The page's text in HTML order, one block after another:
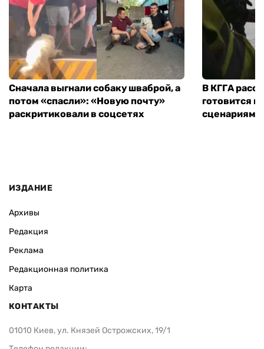
Сначала выгнали собаку шваброй, а
потом «спасли»: «Новую почту»
раскритиковали в соцсетях
В КГГА
готовится
сценариям
ИЗДАНИЕ
Архивы
Редакция
Реклама
Редакционная политика
Карта
КОНТАКТЫ
01010 Киев, ул. Князей Острожских, 19/1